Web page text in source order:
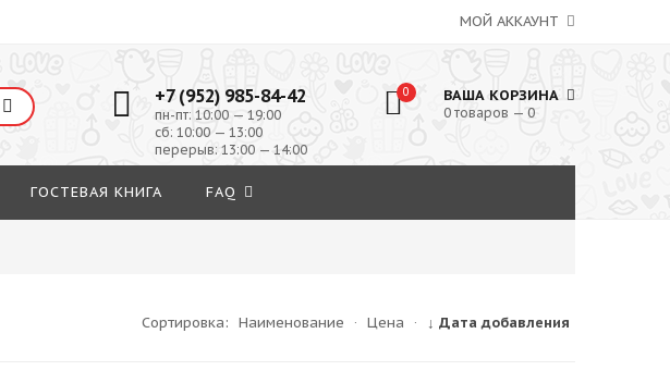
МОЙ АККАУНТ
+7 (952) 985-84-42
пн-пт: 10:00 — 19:00
сб: 10:00 — 13:00
перерыв: 13:00 — 14:00
0 ВАША КОРЗИНА
0 товаров — 0
ГОСТЕВАЯ КНИГА FAQ
Сортировка: Наименование · Цена · ↓ Дата добавления